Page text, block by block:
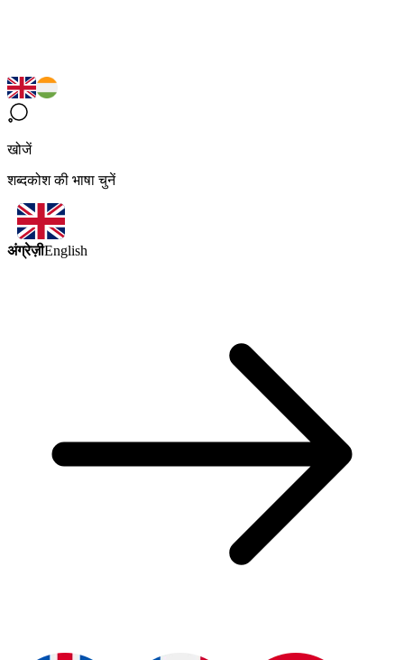
खोजें
शब्दकोश की भाषा चुनें
अंग्रेज़ीEnglish